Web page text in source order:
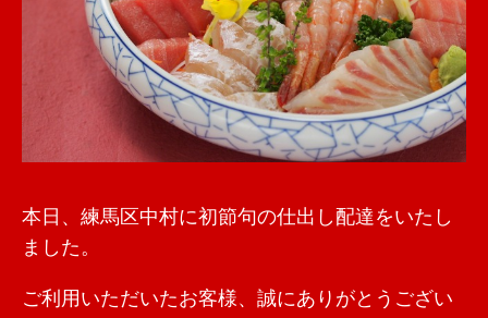
本日、練馬区中村に初節句の仕出し配達をいたし
ました。
ご利用いただいたお客様、誠にありがとうござい